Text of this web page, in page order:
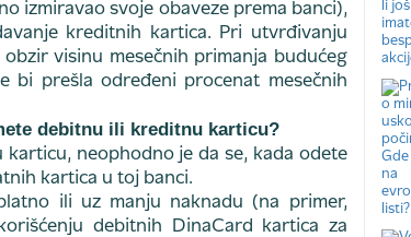
izmiravao svoje obaveze prema banci),
kreditnih kartica. Pri utvrđivanju
visinu mesečnih primanja budućeg
bi prešla određeni procenat mesečnih
debitnu ili kreditnu karticu?
neophodno je da se, kada odete
kartica u toj banci.
ili uz manju naknadu (na primer,
debitnih DinaCard kartica za